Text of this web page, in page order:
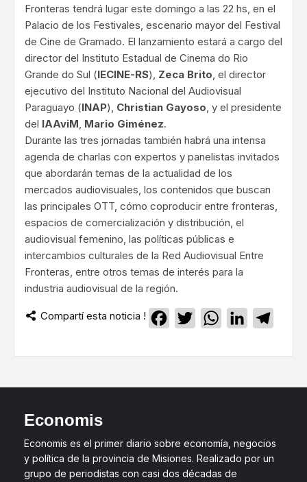
Fronteras tendrá lugar este domingo a las 22 hs, en el
Palacio de los Festivales, escenario mayor del Festival
de Cine de Gramado. El lanzamiento estará a cargo del
director del Instituto Estadual de Cinema do Rio
Grande do Sul (IECINE-RS), Zeca Brito, el director
ejecutivo del Instituto Nacional del Audiovisual
Paraguayo (INAP), Christian Gayoso, y el presidente
del IAAviM, Mario Giménez.
Durante las tres jornadas también habrá una intensa
agenda de charlas con expertos y panelistas invitados
que abordarán temas de la actualidad de los
mercados audiovisuales, los contenidos que buscan
las principales OTT, cómo coproducir entre fronteras,
espacios de comercialización y distribución, el
audiovisual femenino, las políticas públicas e
intercambios culturales de la Red Audiovisual Entre
Fronteras, entre otros temas de interés para la
industria audiovisual de la región.
Compartí esta noticia ! Facebook
TwitterWhatsApp
LinkedIn
Economis
Economis es el primer diario sobre economía, negocios
y política de la provincia de Misiones. Realizado por un
grupo de periodistas con casi dos décadas de